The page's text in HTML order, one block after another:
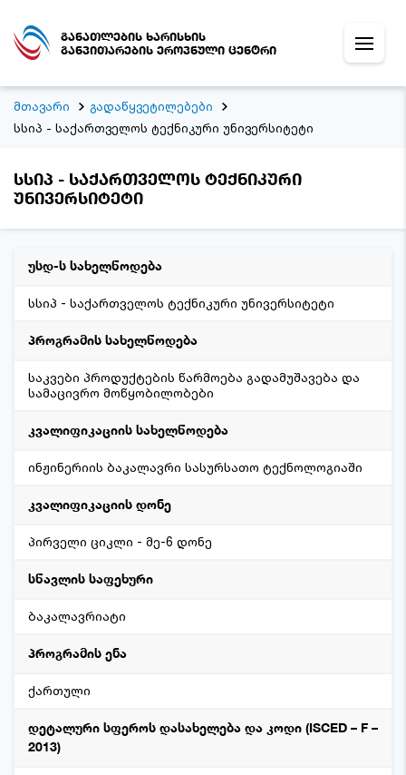
განათლების ხარისხის
განვითარების ეროვნული ცენტრი
მთავარი
გადაწყვეტილებები
სსიპ - საქართველოს ტექნიკური უნივერსიტეტი
სსიპ - საქართველოს ტექნიკური
უნივერსიტეტი
უსდ-ს სახელწოდება
სსიპ - საქართველოს ტექნიკური უნივერსიტეტი
პროგრამის სახელწოდება
საკვები პროდუქტების წარმოება გადამუშავება და
სამაცივრო მოწყობილობები
კვალიფიკაციის სახელწოდება
ინჟინერიის ბაკალავრი სასურსათო ტექნოლოგიაში
კვალიფიკაციის დონე
პირველი ციკლი - მე-6 დონე
სწავლის საფეხური
ბაკალავრიატი
პროგრამის ენა
ქართული
დეტალური სფეროს დასახელება და კოდი (ISCED – F –
2013)